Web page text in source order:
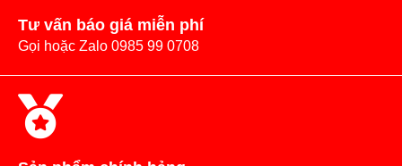
Tư vấn báo giá miễn phí
Gọi hoặc Zalo 0985 99 0708